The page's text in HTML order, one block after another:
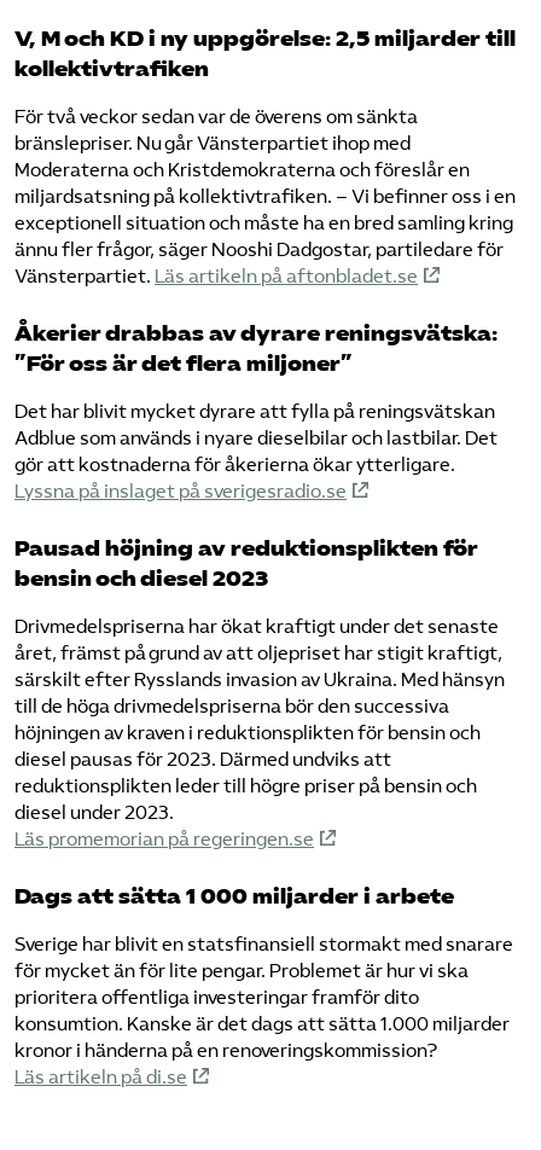
V, M och KD i ny uppgörelse: 2,5 miljarder till
kollektivtrafiken
För två veckor sedan var de överens om sänkta
bränslepriser. Nu går Vänsterpartiet ihop med
Moderaterna och Kristdemokraterna och föreslår en
miljardsatsning på kollektivtrafiken. – Vi befinner oss i en
exceptionell situation och måste ha en bred samling kring
ännu fler frågor, säger Nooshi Dadgostar, partiledare för
Vänsterpartiet. Läs artikeln på aftonbladet.se
Åkerier drabbas av dyrare reningsvätska:
”För oss är det flera miljoner”
Det har blivit mycket dyrare att fylla på reningsvätskan
Adblue som används i nyare dieselbilar och lastbilar. Det
gör att kostnaderna för åkerierna ökar ytterligare.
Lyssna på inslaget på sverigesradio.se
Pausad höjning av reduktionsplikten för
bensin och diesel 2023
Drivmedelspriserna har ökat kraftigt under det senaste
året, främst på grund av att oljepriset har stigit kraftigt,
särskilt efter Rysslands invasion av Ukraina. Med hänsyn
till de höga drivmedelspriserna bör den successiva
höjningen av kraven i reduktionsplikten för bensin och
diesel pausas för 2023. Därmed undviks att
reduktionsplikten leder till högre priser på bensin och
diesel under 2023.
Läs promemorian på regeringen.se
Dags att sätta 1 000 miljarder i arbete
Sverige har blivit en statsfinansiell stormakt med snarare
för mycket än för lite pengar. Problemet är hur vi ska
prioritera offentliga investeringar framför dito
konsumtion. Kanske är det dags att sätta 1.000 miljarder
kronor i händerna på en renoveringskommission?
Läs artikeln på di.se